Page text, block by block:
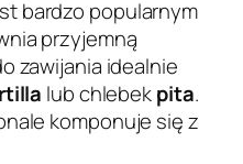
bardzo popularnym
przyjemną
zawijania idealnie
lub chlebekpita.
komponuje się z